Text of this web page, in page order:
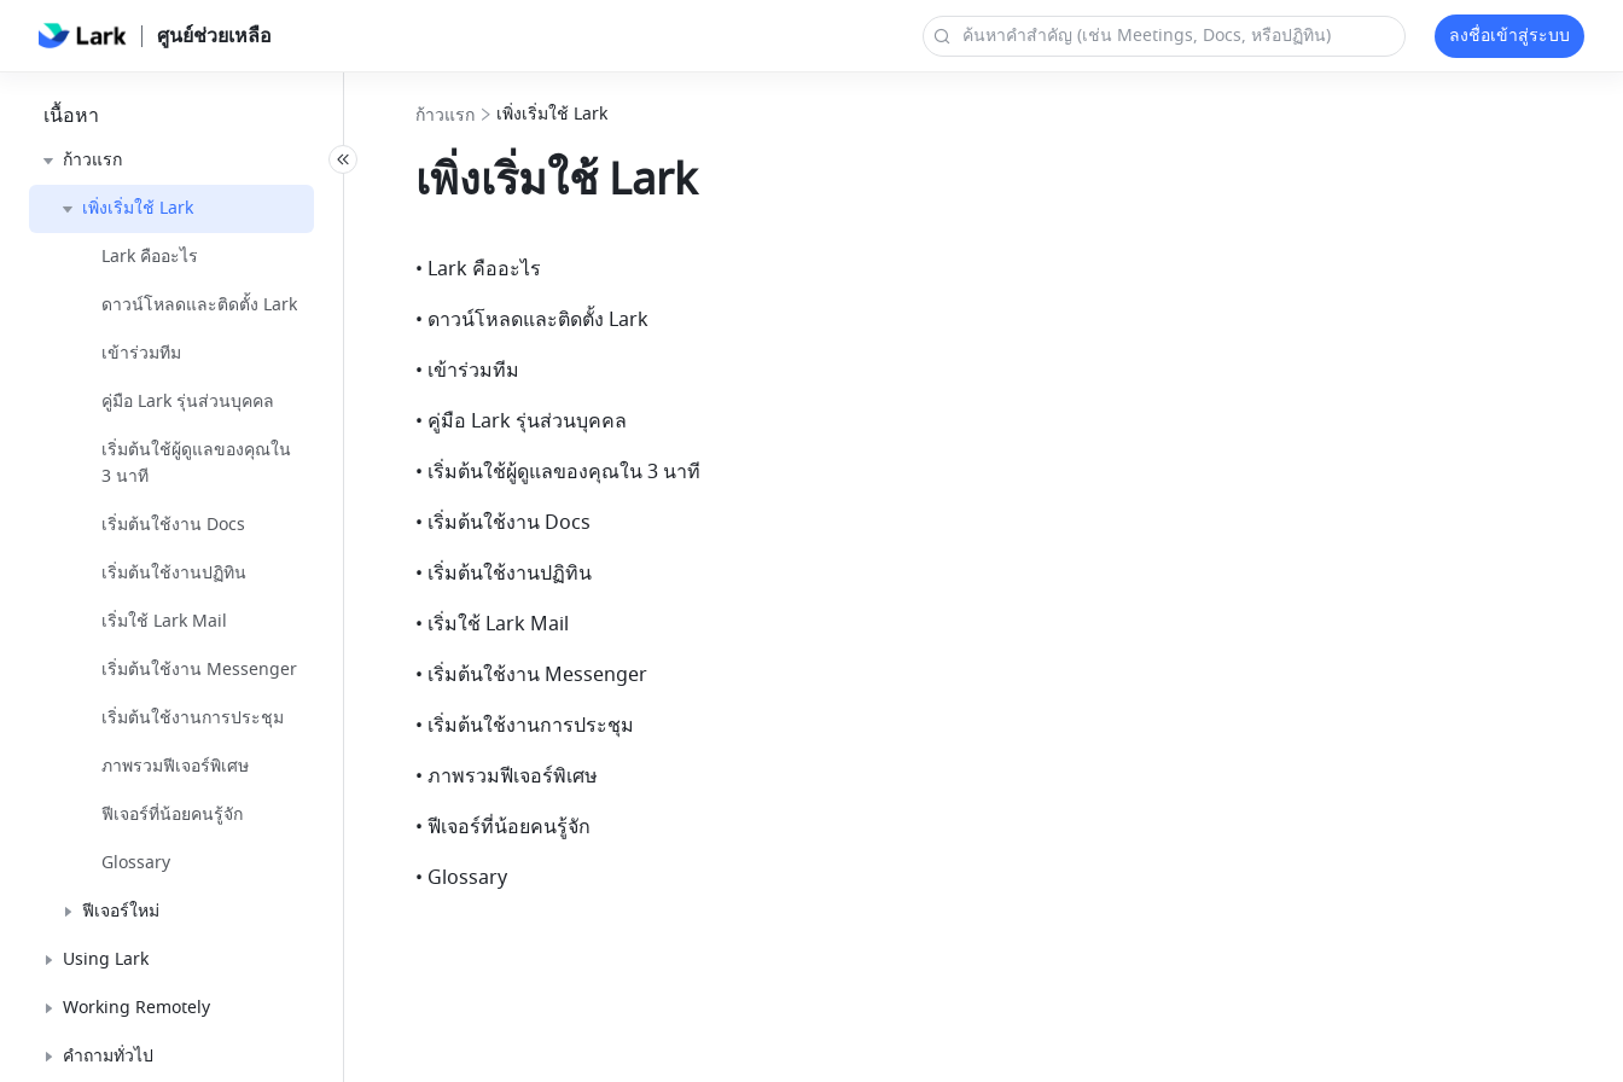
ศูนย์ช่วยเหลือ ลงชื่อเข้าสู่ระบบ
เนื้อหา
ก้าวแรก
เพิ่งเริ่มใช้ Lark
Lark คืออะไร
ดาวน์โหลดและติดตั้ง Lark
เข้าร่วมทีม
คู่มือ Lark รุ่นส่วนบุคคล
เริ่มต้นใช้ผู้ดูแลของคุณใน
3 นาที
เริ่มต้นใช้งาน Docs
เริ่มต้นใช้งานปฏิทิน
เริ่มใช้ Lark Mail
เริ่มต้นใช้งาน Messenger
เริ่มต้นใช้งานการประชุม
ภาพรวมฟีเจอร์พิเศษ
ฟีเจอร์ที่น้อยคนรู้จัก
Glossary
ฟีเจอร์ใหม่
Using Lark
Working Remotely
คำถามทั่วไป
ก้าวแรก เพิ่งเริ่มใช้ Lark
เพิ่งเริ่มใช้ Lark
• Lark คืออะไร
• ดาวน์โหลดและติดตั้ง Lark
• เข้าร่วมทีม
• คู่มือ Lark รุ่นส่วนบุคคล
• เริ่มต้นใช้ผู้ดูแลของคุณใน 3 นาที
• เริ่มต้นใช้งาน Docs
• เริ่มต้นใช้งานปฏิทิน
• เริ่มใช้ Lark Mail
• เริ่มต้นใช้งาน Messenger
• เริ่มต้นใช้งานการประชุม
• ภาพรวมฟีเจอร์พิเศษ
• ฟีเจอร์ที่น้อยคนรู้จัก
• Glossary